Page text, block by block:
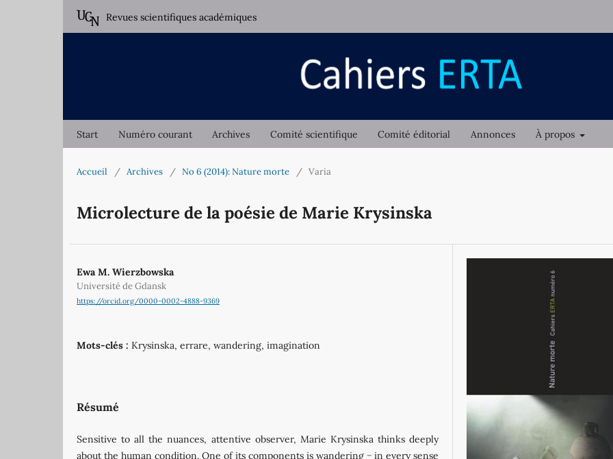
Start Numéro courant Archives Comité scientifique Comité éditorial Annonces À propos
Revues scientifiques académiques
Accueil / Archives / No 6 (2014): Nature morte / Varia
Microlecture de la poésie de Marie Krysinska
Ewa M. Wierzbowska
Université de Gdansk
https://orcid.org/0000-0002-4888-9369
Mots-clés : Krysinska, errare, wandering, imagination
Résumé
Sensitive to all the nuances, attentive observer, Marie Krysinska thinks deeply
about the human condition. One of its components is wandering − in every sense